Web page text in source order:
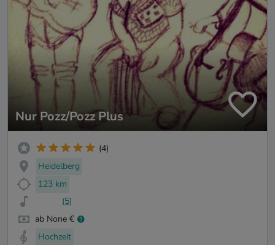
Nur Pozz/Pozz Plus
(4)
Heidelberg
123 km
(5)
ab None €
Hochzeit